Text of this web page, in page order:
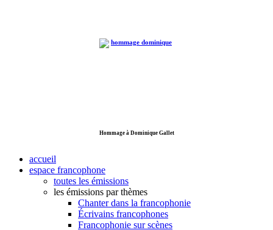
Hommage à Dominique Gallet
accueil
espace francophone
toutes les émissions
les émissions par thèmes
Chanter dans la francophonie
Écrivains francophones
Francophonie sur scènes